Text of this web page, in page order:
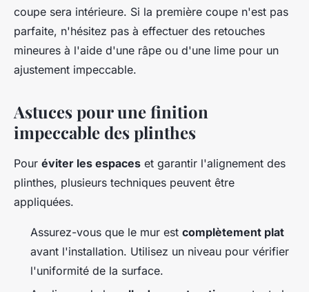
coupe sera intérieure. Si la première coupe n'est pas
parfaite, n'hésitez pas à effectuer des retouches
mineures à l'aide d'une râpe ou d'une lime pour un
ajustement impeccable.
Astuces pour une finition
impeccable des plinthes
Pour éviter les espaces et garantir l'alignement des
plinthes, plusieurs techniques peuvent être
appliquées.
Assurez-vous que le mur est complètement plat
avant l'installation. Utilisez un niveau pour vérifier
l'uniformité de la surface.